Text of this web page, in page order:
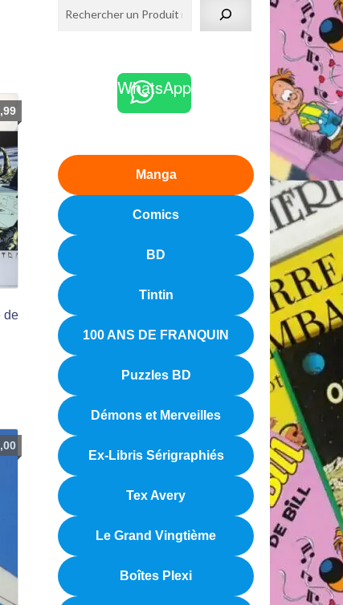
de
WhatsApp
Manga
Comics
BD
Tintin
100 ANS DE FRANQUIN
Puzzles BD
Démons et Merveilles
Ex-Libris Sérigraphiés
Tex Avery
Le Grand Vingtième
Boîtes Plexi